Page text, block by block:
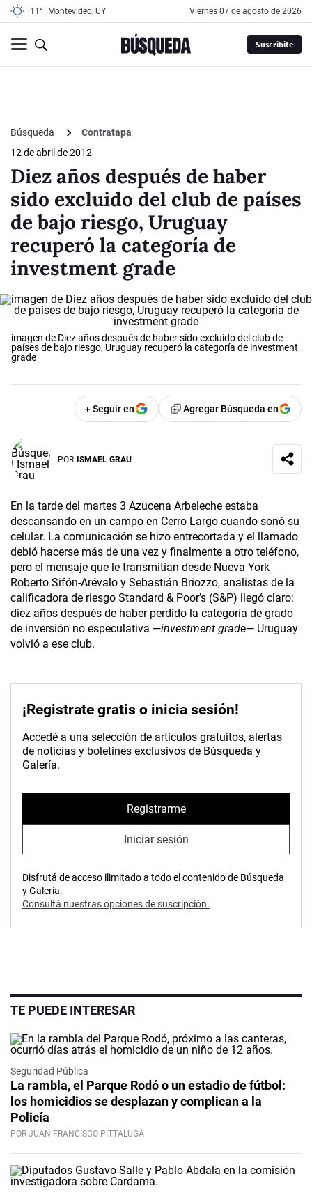
11° Montevideo, UY viernes 07 de agosto de 2026
Suscribite
Búsqueda
Contratapa
12 de abril de 2012
Diez años después de haber
sido excluido del club de países
de bajo riesgo, Uruguay
recuperó la categoría de
investment grade
imagen de Diez años después de haber sido excluido del club de
países de bajo riesgo, Uruguay recuperó la categoría de investment
grade
+ Seguir en Agregar Búsqueda en
POR ISMAEL GRAU
En la tarde del martes 3 Azucena Arbeleche estaba
descansando en un campo en Cerro Largo cuando sonó su
celular. La comunicación se hizo entrecortada y el llamado
debió hacerse más de una vez y finalmente a otro teléfono,
pero el mensaje que le transmitían desde Nueva York
Roberto Sifón-Arévalo y Sebastián Briozzo, analistas de la
calificadora de riesgo Standard & Poor’s (S&P) llegó claro:
diez años después de haber perdido la categoría de grado
de inversión no especulativa —investment grade— Uruguay
volvió a ese club.
¡Registrate gratis o inicia sesión!
Accedé a una selección de artículos gratuitos, alertas
de noticias y boletines exclusivos de Búsqueda y
Galería.
Registrarme
Iniciar sesión
Disfrutá de acceso ilimitado a todo el contenido de Búsqueda
y Galería.
Consultá nuestras opciones de suscripción.
TE PUEDE INTERESAR
Seguridad Pública
La rambla, el Parque Rodó o un estadio de fútbol:
los homicidios se desplazan y complican a la
Policía
POR JUAN FRANCISCO PITTALUGA